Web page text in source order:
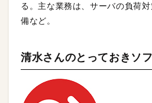
る。主な業務は、サーバの負荷
備など。
清水さんのとっておきソ